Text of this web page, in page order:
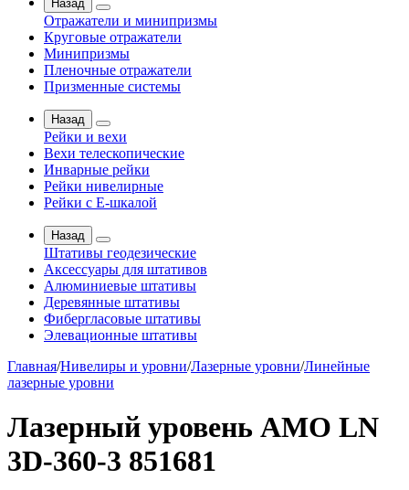
Назад
Отражатели и минипризмы
Круговые отражатели
Минипризмы
Пленочные отражатели
Призменные системы
Назад
Рейки и вехи
Вехи телескопические
Инварные рейки
Рейки нивелирные
Рейки с Е-шкалой
Назад
Штативы геодезические
Аксессуары для штативов
Алюминиевые штативы
Деревянные штативы
Фибергласовые штативы
Элевационные штативы
Главная/Нивелиры и уровни/Лазерные уровни/Линейные
лазерные уровни
Лазерный уровень AMO LN
3D-360-3 851681